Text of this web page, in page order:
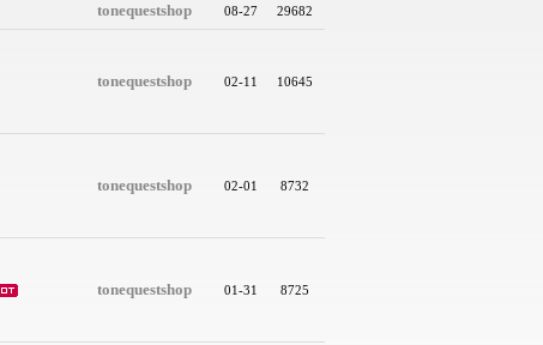
tonequestshop 08-27 29682
tonequestshop 02-11 10645
tonequestshop 02-01 8732
tonequestshop 01-31 8725